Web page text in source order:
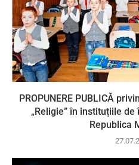
PROPUNERE PUBLICĂ
„Religie” în instituțiile
Republica